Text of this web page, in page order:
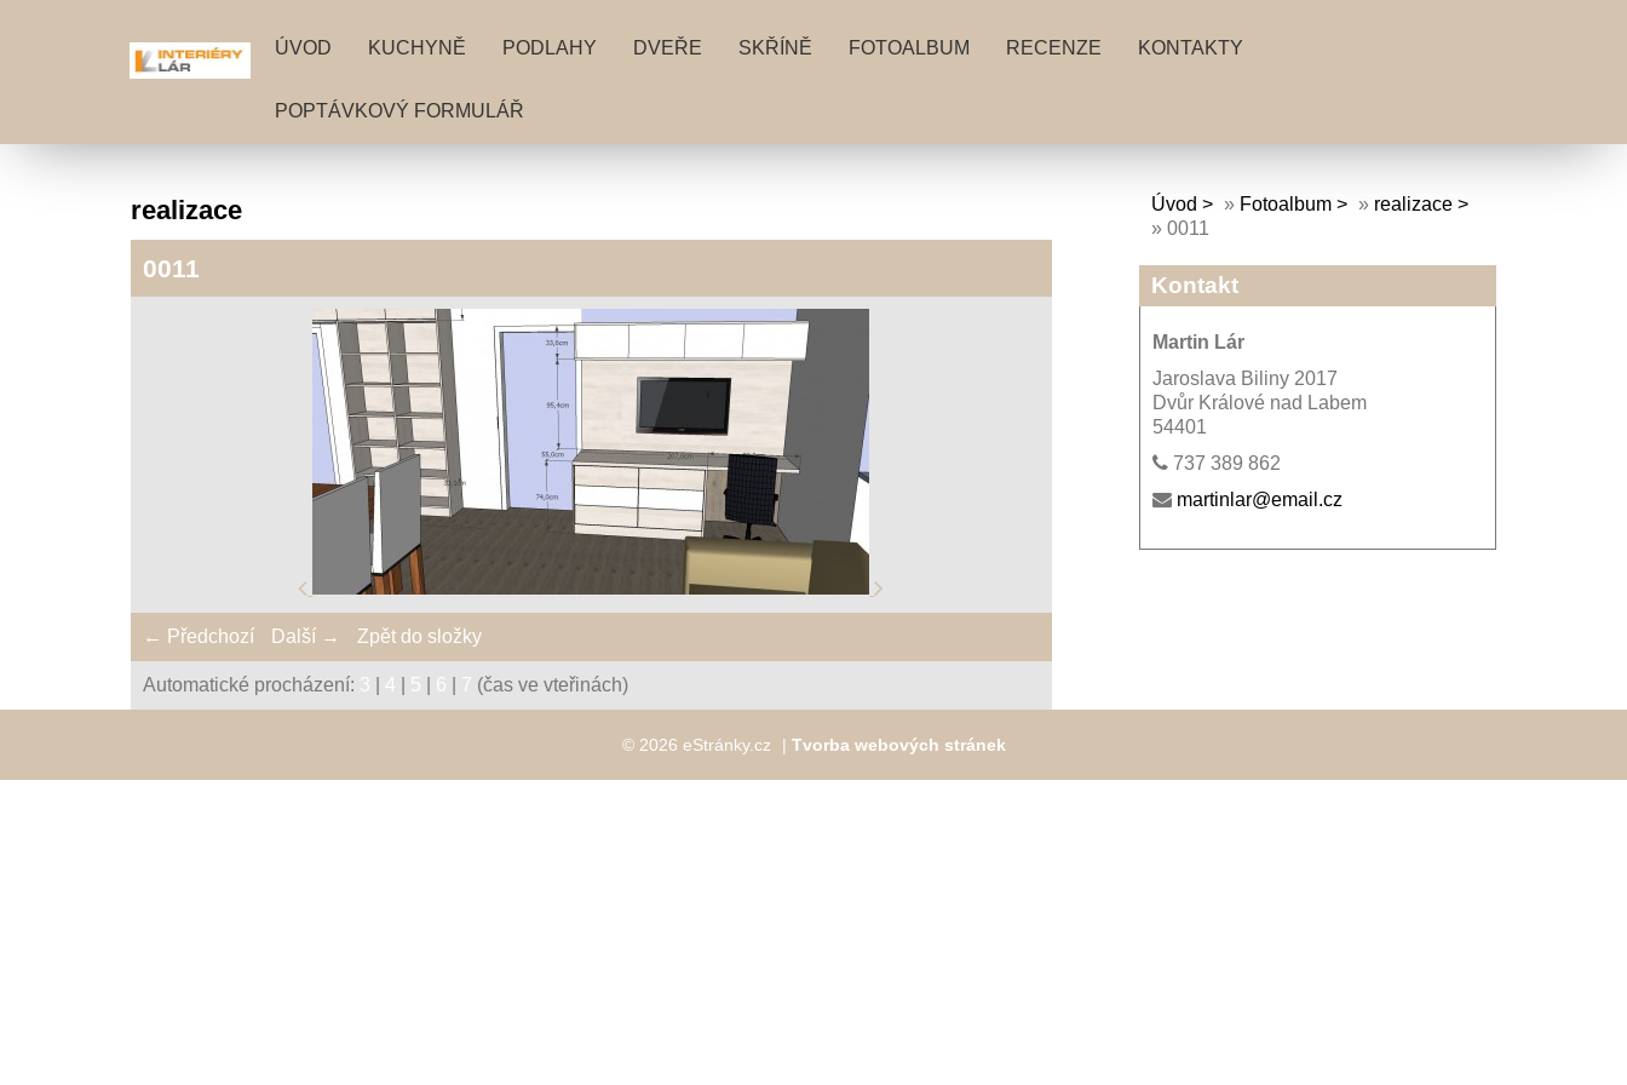
ÚVOD KUCHYNĚ PODLAHY DVEŘE SKŘÍNĚ FOTOALBUM RECENZE KONTAKTY
POPTÁVKOVÝ FORMULÁŘ
realizace
0011
← Předchozí Další → Zpět do složky
Automatické procházení: 3 4 5 6 7 (čas ve vteřinách)
Úvod » Fotoalbum » realizace
» 0011
Kontakt
Martin Lár
Jaroslava Biliny 2017
Dvůr Králové nad Labem
54401
737 389 862
martinlar@email.cz
© 2026 eStránky.cz | Tvorba webových stránek